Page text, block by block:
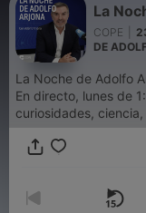
La
COPE
DE
La Noche de Adolfo
En directo, lunes de
curiosidades,